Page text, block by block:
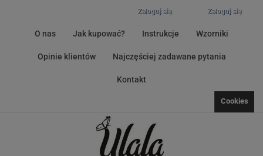
Zaloguj się
Zaloguj się
O nas Jak kupować? Instrukcje Wzorniki
Opinie klientów Najczęściej zadawane pytania
Kontakt
Cookies